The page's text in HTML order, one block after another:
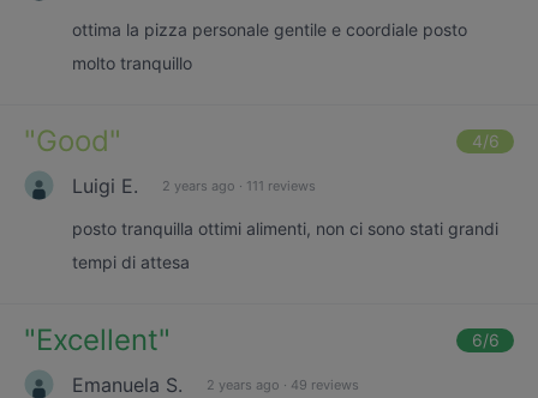
ottima la pizza personale gentile e coordiale posto
molto tranquillo
"Good" 4/6
Luigi E. 2 years ago · 111 reviews
posto tranquilla ottimi alimenti, non ci sono stati grandi
tempi di attesa
"Excellent" 6/6
Emanuela S. 2 years ago · 49 reviews